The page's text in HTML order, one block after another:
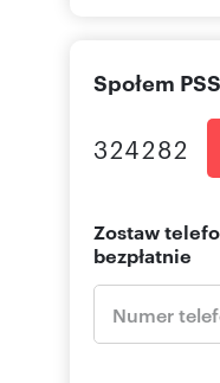
Społem
324282
Zostaw
bezpłatnie